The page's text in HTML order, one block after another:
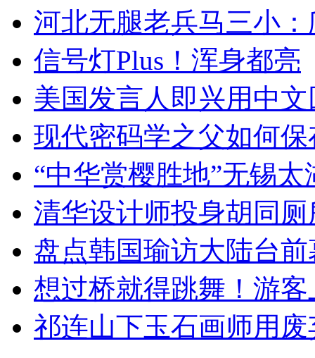
河北无腿老兵马三小
信号灯Plus！浑身都亮
美国发言人即兴用中
现代密码学之父如何
“中华赏樱胜地”无锡
清华设计师投身胡同
盘点韩国瑜访大陆台
想过桥就得跳舞！游客
祁连山下玉石画师用